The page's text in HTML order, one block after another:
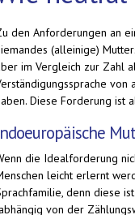
den Anforderungen an
(alleinige)
im Vergleich zur Zahl
von
Diese Forderung ist
die Idealforderung
leicht erlernt
denn diese
von der